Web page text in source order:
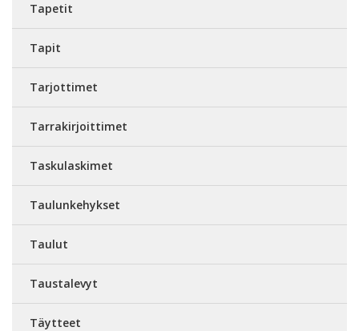
Tapetit
Tapit
Tarjottimet
Tarrakirjoittimet
Taskulaskimet
Taulunkehykset
Taulut
Taustalevyt
Täytteet